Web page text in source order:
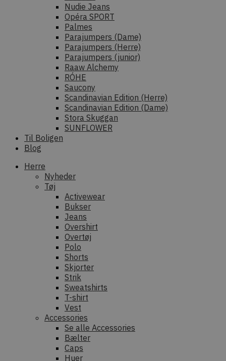
Nudie Jeans
Opéra SPORT
Palmes
Parajumpers (Dame)
Parajumpers (Herre)
Parajumpers (junior)
Raaw Alchemy
RÓHE
Saucony
Scandinavian Edition (Herre)
Scandinavian Edition (Dame)
Stora Skuggan
SUNFLOWER
Til Boligen
Blog
Herre
Nyheder
Tøj
Activewear
Bukser
Jeans
Overshirt
Overtøj
Polo
Shorts
Skjorter
Strik
Sweatshirts
T-shirt
Vest
Accessories
Se alle Accessories
Bælter
Caps
Huer